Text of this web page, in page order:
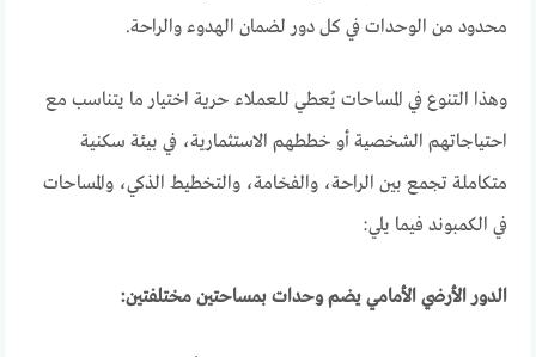
محدود من الوحدات في كل دور لضمان الهدوء والراحة.
وهذا التنوع في المساحات يُعطي للعملاء حرية اختيار ما يتناسب مع
احتياجاتهم الشخصية أو خططهم الاستثمارية، في بيئة سكنية
متكاملة تجمع بين الراحة، والفخامة، والتخطيط الذكي، والمساحات
في الكمبوند فيما يلي:
الدور الأرضي الأمامي يضم وحدات بمساحتين مختلفتين: